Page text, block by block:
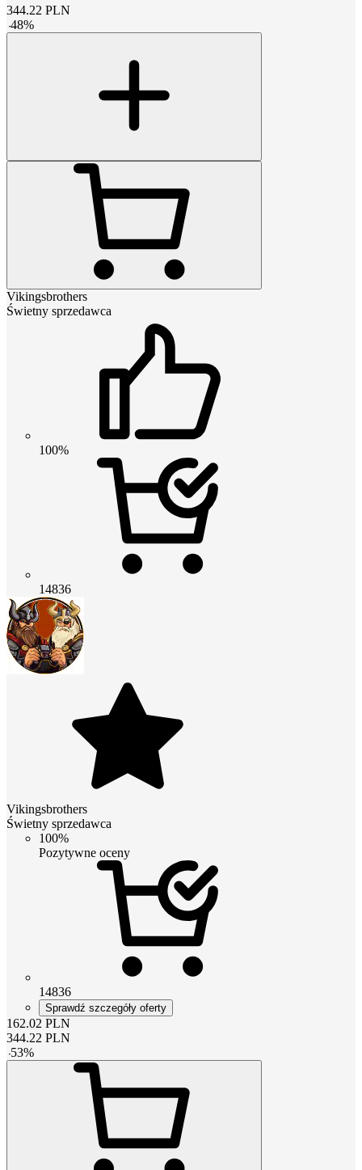
344.22 PLN
-48%
Vikingsbrothers
Świetny sprzedawca
100%
14836
Vikingsbrothers
Świetny sprzedawca
100%
Pozytywne oceny
14836
Sprawdź szczegóły oferty
162.02 PLN
344.22 PLN
-53%